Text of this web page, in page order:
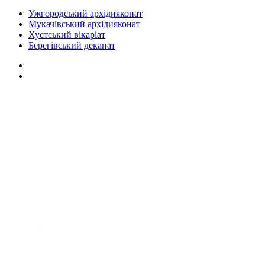
Ужгородський архідияконат
Мукачівський архідияконат
Хустський вікаріат
Берегівський деканат